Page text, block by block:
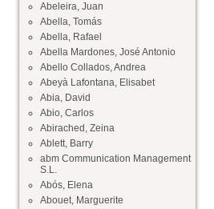
Abeleira, Juan
Abella, Tomás
Abella, Rafael
Abella Mardones, José Antonio
Abello Collados, Andrea
Abeyà Lafontana, Elisabet
Abia, David
Abio, Carlos
Abirached, Zeina
Ablett, Barry
abm Communication Management
S.L.
Abós, Elena
Abouet, Marguerite